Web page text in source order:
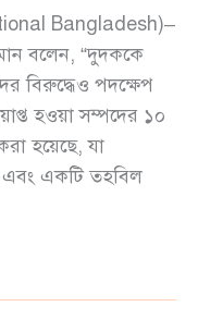
Bangladesh)–
বলেন, “দুদককে
বিরুদ্ধেও পদক্ষেপ
হওয়া সম্পদের ১০
হয়েছে, যা
এবং একটি তহবিল